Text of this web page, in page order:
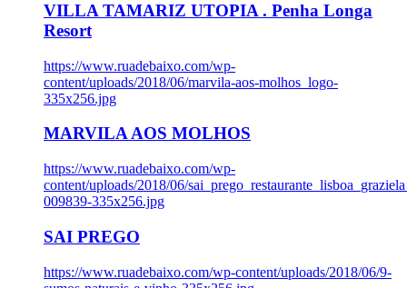
VILLA TAMARIZ UTOPIA . Penha Longa
Resort
https://www.ruadebaixo.com/wp-
content/uploads/2018/06/marvila-aos-molhos_logo-
335x256.jpg
MARVILA AOS MOLHOS
https://www.ruadebaixo.com/wp-
content/uploads/2018/06/
009839-335x256.jpg
SAI PREGO
https://www.ruadebaixo.com/wp-content/uploads/2018/06/9-